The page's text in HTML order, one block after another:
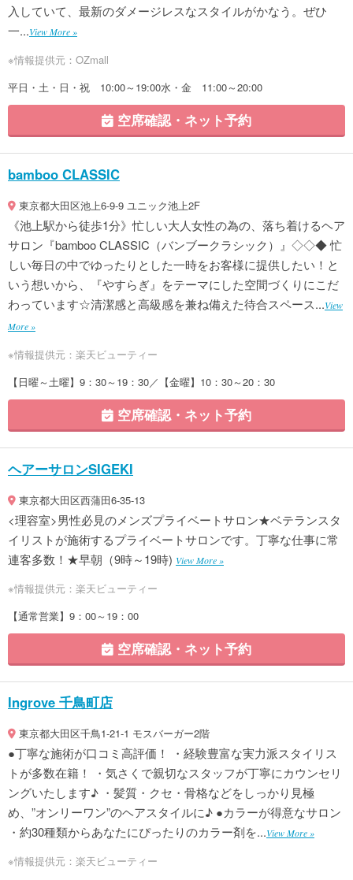
入していて、最新のダメージレスなスタイルがかなう。ぜひ
一...View More »
※情報提供元：OZmall
平日・土・日・祝 10:00～19:00水・金 11:00～20:00
空席確認・ネット予約
bamboo CLASSIC
東京都大田区池上6-9-9 ユニック池上2F
《池上駅から徒歩1分》忙しい大人女性の為の、落ち着けるヘア
サロン『bamboo CLASSIC（バンブークラシック）』◇◇◆ 忙
しい毎日の中でゆったりとした一時をお客様に提供したい！と
いう想いから、『やすらぎ』をテーマにした空間づくりにこだ
わっています☆清潔感と高級感を兼ね備えた待合スペース...View
More »
※情報提供元：楽天ビューティー
【日曜～土曜】9：30～19：30／【金曜】10：30～20：30
空席確認・ネット予約
ヘアーサロンSIGEKI
東京都大田区西蒲田6-35-13
<理容室>男性必見のメンズプライベートサロン★ベテランスタ
イリストが施術するプライベートサロンです。丁寧な仕事に常
連客多数！★早朝（9時～19時) View More »
※情報提供元：楽天ビューティー
【通常営業】9：00～19：00
空席確認・ネット予約
Ingrove 千鳥町店
東京都大田区千鳥1-21-1 モスバーガー2階
●丁寧な施術が口コミ高評価！ ・経験豊富な実力派スタイリス
トが多数在籍！ ・気さくで親切なスタッフが丁寧にカウンセリ
ングいたします♪ ・髪質・クセ・骨格などをしっかり見極
め、”オンリーワン”のヘアスタイルに♪ ●カラーが得意なサロン
・約30種類からあなたにぴったりのカラー剤を...View More »
※情報提供元：楽天ビューティー